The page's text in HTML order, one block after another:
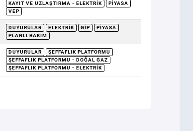
KAYIT VE UZLAŞTIRMA - ELEKTRIK
PIYASA
VEP
DUYURULAR ELEKTRIK GİP
PIYASA
PLANLI BAKIM
DUYURULAR
ŞEFFAFLIK PLATFORMU
ŞEFFAFLIK PLATFORMU - DOĞAL GAZ
ŞEFFAFLIK PLATFORMU - ELEKTRIK